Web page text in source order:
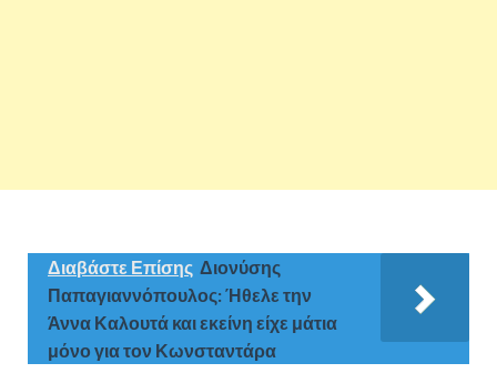
Διαβάστε Επίσης Διονύσης
Παπαγιαννόπουλος: Ήθελε την
Άννα Καλουτά και εκείνη είχε μάτια
μόνο για τον Κωνσταντάρα